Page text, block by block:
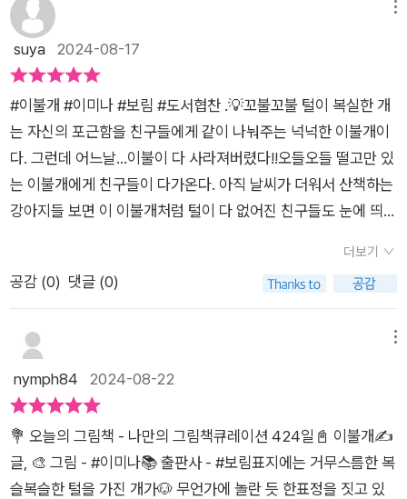
랑과 배려, 우정의 가치를 깨닫게 해주는 훌륭한 그림책입니다.
포근한 일러스트와 함께, 어린이들은 이불개와 친구들의 이야기
를 통해, 진정한 따뜻함이 무엇인지 느끼고 배울 수 있을 것입니
는 이의 마음을 따뜻하게 해주는 귀한 작품입니다.
강아지.날씨가 추운 날,새하얀 눈이 내리는 날,오소소 마음이 시
려 오는 외로운 날이면다른 강아지들을 따뜻하게 덮어줍니다.이
불개의 마음이나 이불만큼이나 따뜻합니다.그런 이불개에게 사
리지요.오들오들 떨고 있는 이불개에게 친구들이 다가옵니다.이
불개는 다시 따듯해질 수 있을까요?옹기종기 모여 이불개를 덮
어주고 있는강아지들의 모습에 마음이 따뜻해집니다.세상을 살
다 보면 추운 날이 있습니다.그럴 때 추운 마음을 따뜻하게 감싸
주는 누군가가 있다면어느덧 추위도 잊을 수 있겠지요.그렇게 서
로 서로 마음을 나눌 수 있다면아무리 추운 날이 와도 견딜만할
겁니다.어떻게 세상을 살아가면 좋을지를강아지들의 모습에서
받아 작성한 주관적인 글입니다.
suya 2024-08-17
#이불개 #이미나 #보림 #도서협찬 .💡꼬불꼬불 털이 복실한 개
는 자신의 포근함을 친구들에게 같이 나눠주는 넉넉한 이불개이
다. 그런데 어느날...이불이 다 사라져버렸다!!오들오들 떨고만 있
는 이불개에게 친구들이 다가온다. 아직 날씨가 더워서 산책하는
강아지들 보면 이 이불개처럼 털이 다 없어진 친구들도 눈에 띄는
림을 보고만 있어도 절로 미소가 지어지는 그림책이다. 두달 전
쯤 작가님 작업실에 전시회에 갔었는데, 원화의 매력에 푹 빠져서
다!📖털이 밀려 버린 이불개처럼 삶에 찾아오는 갑작스러운 한파
에 누군가 빌려주는 이불 한 자락에 대해 생각했어요. 주는 마음
은 한번 태어나면 사라지지 않고 이곳에서 저곳으로, 우리가 사는
책을 만들었습니다.(작가의 말 중에서).#그림책 #서평단 #신간
추천 #그림책추천 #책 #책추천 #독서 #독서일기
더보기
공감 (0) 댓글 (0)
nymph84 2024-08-22
💐 오늘의 그림책 - 나만의 그림책큐레이션 424일📓 이불개✍️
글, 🎨 그림 - #이미나📚 출판사 - #보림표지에는 거무스름한 복
슬복슬한 털을 가진 개가🐶 무언가에 놀란 듯 한표정을 짓고 있